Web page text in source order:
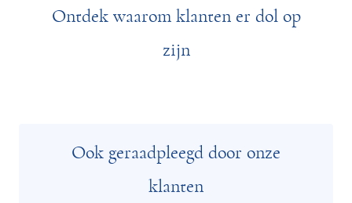
Ontdek waarom klanten er dol op
zijn
Ook geraadpleegd door onze
klanten